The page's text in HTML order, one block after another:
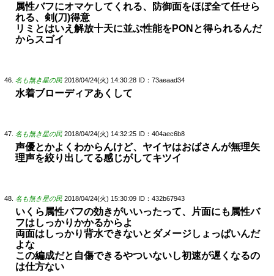
属性バフにオマケしてくれる、防御面をほぼ全て任せら
れる、剣(刀)得意
リミとはいえ解放十天に並ぶ性能をPONと得られるんだ
からスゴイ
名も無き星の民 2018/04/24(火) 14:30:28 ID：73aeaad34
水着ブローディアあくして
名も無き星の民 2018/04/24(火) 14:32:25 ID：404aec6b8
声優とかよくわからんけど、ヤイヤはおばさんが無理矢
理声を絞り出してる感じがしてキツイ
名も無き星の民 2018/04/24(火) 15:30:09 ID：432b67943
いくら属性バフの効きがいいったって、片面にも属性バ
フはしっかりかかるからよ
両面はしっかり背水できないとダメージしょっぱいんだ
よな
この編成だと自傷できるやついないし初速が遅くなるの
は仕方ない